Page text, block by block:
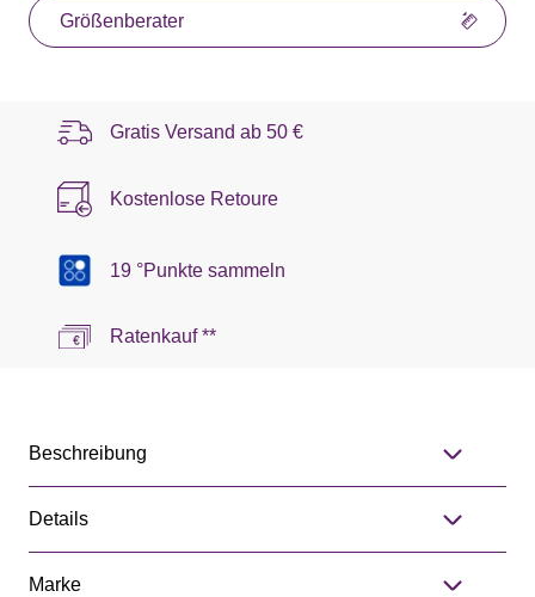
Größenberater
Gratis Versand ab 50 €
Kostenlose Retoure
19 °Punkte sammeln
Ratenkauf **
Beschreibung
Details
Marke